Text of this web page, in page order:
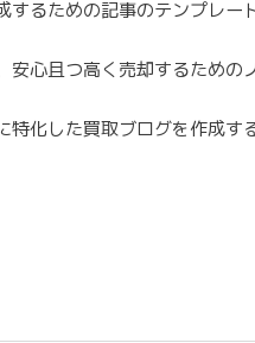
るための記事のテンプレー
心且つ高く売却するための
化した買取ブログを作成す